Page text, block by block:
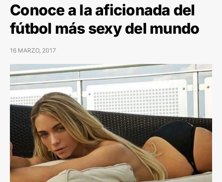
Conoce a la aficionada del
fútbol más sexy del mundo
16 MARZO, 2017